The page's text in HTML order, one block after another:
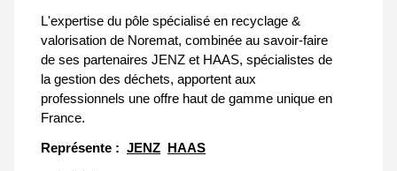
L'expertise du pôle spécialisé en recyclage &
valorisation de Noremat, combinée au savoir-faire
de ses partenaires JENZ et HAAS, spécialistes de
la gestion des déchets, apportent aux
professionnels une offre haut de gamme unique en
France.
Représente : JENZ HAAS